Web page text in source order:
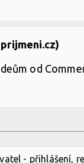
od
- přihlášení